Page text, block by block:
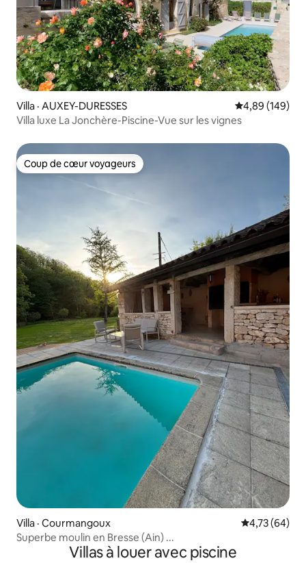
Villa · AUXEY-DURESSES Note
4,89 (149)
Villa luxe La Jonchère-Piscine-Vue sur les vignes
Coup de cœur voyageurs
Coup de cœur voyageurs
Villa · Courmangoux Note
4,73 (64)
Superbe moulin en Bresse (Ain) ...
Villas à louer avec piscine